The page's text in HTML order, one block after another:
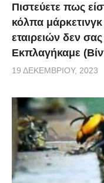
Πιστεύετε πως
κόλπα
εταιρειών δεν
Εκπλαγήκαμε
19 ΔΕΚΕΜΒΡΊΟΥ, 2023